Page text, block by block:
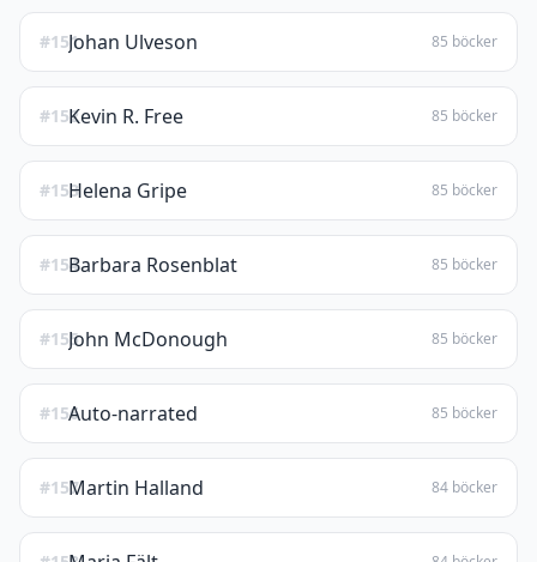
#151Johan Ulveson 85 böcker
#152Kevin R. Free 85 böcker
#153Helena Gripe 85 böcker
#154Barbara Rosenblat 85 böcker
#155John McDonough 85 böcker
#156Auto-narrated 85 böcker
#157Martin Halland 84 böcker